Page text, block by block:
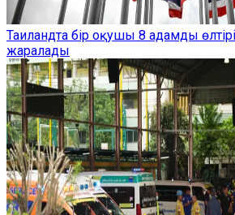
Таиландта бір оқушы 8 адамды
жаралады